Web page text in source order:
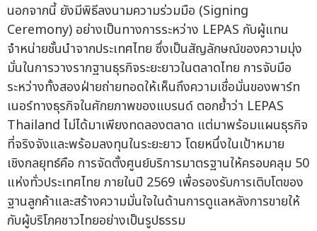
นอกจากนี้ ยังมีพิธีลงนามความร่วมมือ (Signing
Ceremony) อย่างเป็นทางการระหว่าง LEPAS กับผู้แทน
จำหน่ายชั้นนำจากประเทศไทย ซึ่งเป็นสัญลักษณ์ของความมุ่ง
มั่นในการวางรากฐานธุรกิจระยะยาวในตลาดไทย การจับมือ
ระหว่างทั้งสองฝ่ายถ่ายทอดให้เห็นถึงความเชื่อมั่นของพาร์ท
เนอร์ทางธุรกิจในศักยภาพของแบรนด์ ตอกย้ำว่า LEPAS
Thailand ไม่ได้มาเพียงทดลองตลาด แต่มาพร้อมแผนธุรกิจ
ที่จริงจังและพร้อมลงทุนในระยะยาว โดยหนึ่งในเป้าหมาย
เชิงกลยุทธ์คือ การจัดตั้งศูนย์บริการมาตรฐานให้ครอบคลุม 50
แห่งทั่วประเทศไทย ภายในปี 2569 เพื่อรองรับการเติบโตของ
ฐานลูกค้าและสร้างความมั่นใจในด้านการดูแลหลังการขายให้
กับผู้บริโภคชาวไทยอย่างเป็นรูปธรรม